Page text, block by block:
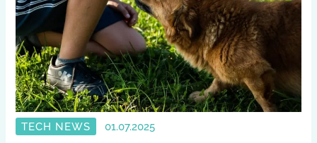
TECH NEWS 01.07.2025